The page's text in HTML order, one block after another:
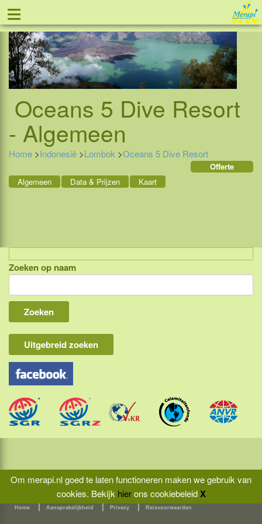
Om merapi.nl goed te laten functioneren maken we gebruik van
cookies. Bekijk hierons cookiebeleidX
≡ Tel: 088 - 81 11 999
Oceans 5 Dive Resort
- Algemeen
Home >Indonesië >Lombok >Oceans 5 Dive Resort
Offerte
Algemeen
Data & Prijzen Kaart
Indonesië, eilandcombinaties
Bali
Lombok
Flores & Komodo
Overige Sunda eilanden
Java
Kalimantan
Molukken
Sulawesi
Sumatra
Zoeken op naam
Uitgebreid zoeken
Home | Aansprakelijkheid | Privacy | Reisvoorwaarden